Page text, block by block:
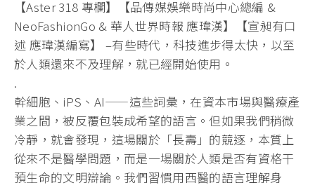
【Aster 318 專欄】【品傳媒娛樂時尚中心總編 &
NeoFashionGo & 華人世界時報 應瑋漢】【宣昶有口
述 應瑋漢編寫】 –有些時代，科技進步得太快，以至
於人類還來不及理解，就已經開始使用。
.
幹細胞、iPS、AI——這些詞彙，在資本市場與醫療產
業之間，被反覆包裝成希望的語言。但如果我們稍微
冷靜，就會發現，這場關於「長壽」的競逐，本質上
從來不是醫學問題，而是一場關於人類是否有資格干
預生命的文明辯論。我們習慣用西醫的語言理解身